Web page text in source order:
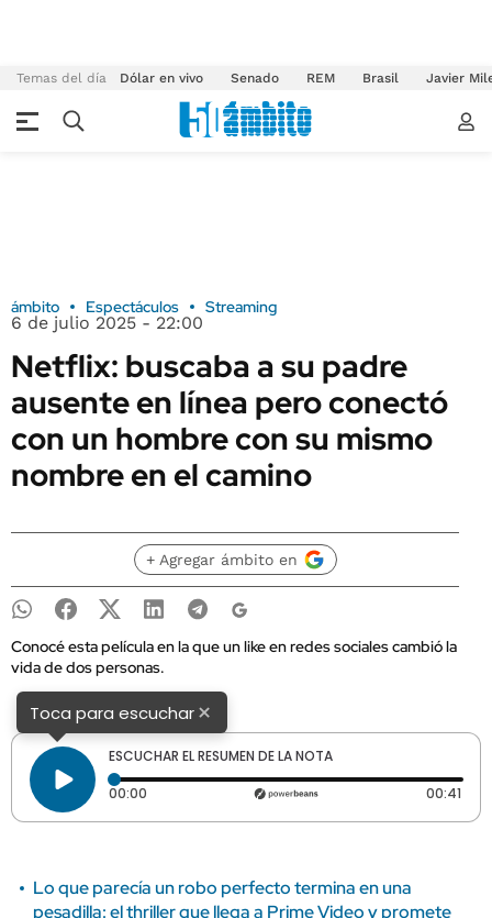
Temas del día Dólar en vivo Senado REM Brasil Javier
ámbito Espectáculos Streaming
6 de julio 2025 - 22:00
Netflix: buscaba a su padre
ausente en línea pero conectó
con un hombre con su mismo
nombre en el camino
+ Agregar ámbito en
Conocé esta película en la que un like en redes sociales cambió la
vida de dos personas.
Toca para escuchar×
ESCUCHAR EL RESUMEN DE LA NOTA
00:00 Tiempo transcurrido: 0 segundos 00:41
Lo que parecía un robo perfecto termina en una
pesadilla: el thriller que llega a Prime Video y promete